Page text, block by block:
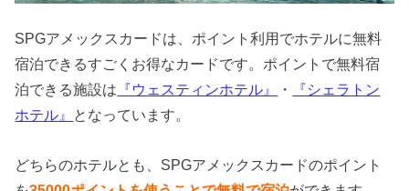
SPGアメックスカードは、ポイント利用でホテルに無料
宿泊できるすごくお得なカードです。ポイントで無料宿
泊できる施設は 『ウェスティンホテル』 ・
『シェラトン
ホテル』 となっています。
どちらのホテルとも、SPGアメックスカードのポイント